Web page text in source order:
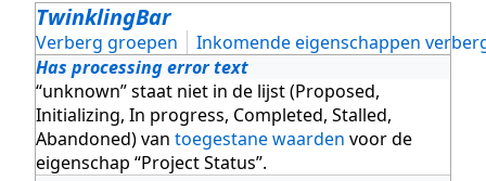
TwinklingBar
Verberg groepen
Inkomende eigenschappen
Has processing error text
“unknown” staat niet in de lijst (Proposed,
Initializing, In progress, Completed, Stalled,
Abandoned) van toegestane waarden voor de
eigenschap “Project Status”.